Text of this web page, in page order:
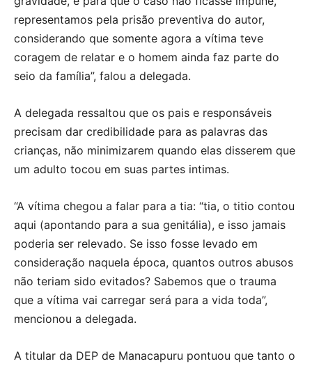
representamos pela prisão preventiva do autor,
considerando que somente agora a vítima teve
coragem de relatar e o homem ainda faz parte do
seio da família”, falou a delegada.
A delegada ressaltou que os pais e responsáveis
precisam dar credibilidade para as palavras das
crianças, não minimizarem quando elas disserem que
um adulto tocou em suas partes intimas.
“A vítima chegou a falar para a tia: “tia, o titio contou
aqui (apontando para a sua genitália), e isso jamais
poderia ser relevado. Se isso fosse levado em
consideração naquela época, quantos outros abusos
não teriam sido evitados? Sabemos que o trauma
que a vítima vai carregar será para a vida toda”,
mencionou a delegada.
A titular da DEP de Manacapuru pontuou que tanto o